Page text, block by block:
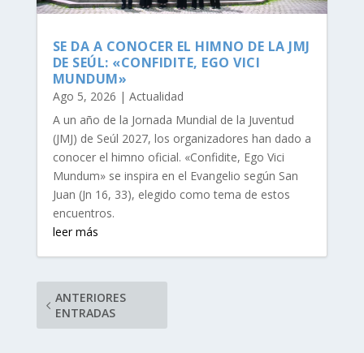
SE DA A CONOCER EL HIMNO DE LA JMJ
DE SEÚL: «CONFIDITE, EGO VICI
MUNDUM»
Ago 5, 2026 | Actualidad
A un año de la Jornada Mundial de la Juventud
(JMJ) de Seúl 2027, los organizadores han dado a
conocer el himno oficial. «Confidite, Ego Vici
Mundum» se inspira en el Evangelio según San
Juan (Jn 16, 33), elegido como tema de estos
encuentros.
leer más
ANTERIORES
ENTRADAS